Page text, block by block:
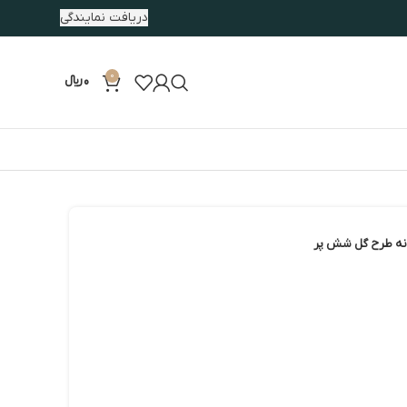
دریافت نمایندگی
0
0﷼
طرح گل شش پر